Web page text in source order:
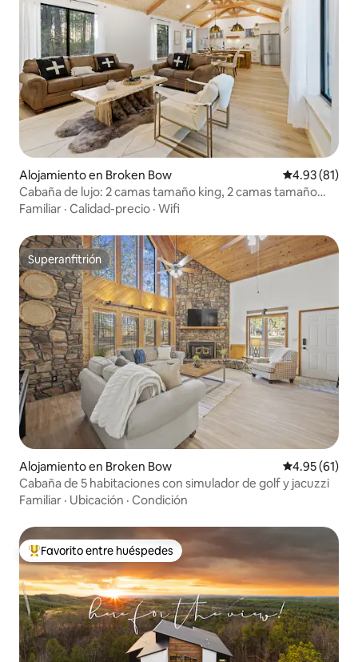
Alojamiento en Broken Bow Calificación
4.93 (81)
Cabaña de lujo: 2 camas tamaño king, 2 camas tamaño
queen, 2 camas individuales
Familiar · Calidad-precio · Wifi
Superanfitrión
Superanfitrión
Alojamiento en Broken Bow Calificación
4.95 (61)
Cabaña de 5 habitaciones con simulador de golf y jacuzzi
Familiar · Ubicación · Condición
Favorito entre huéspedes preferido
Favorito entre huéspedes